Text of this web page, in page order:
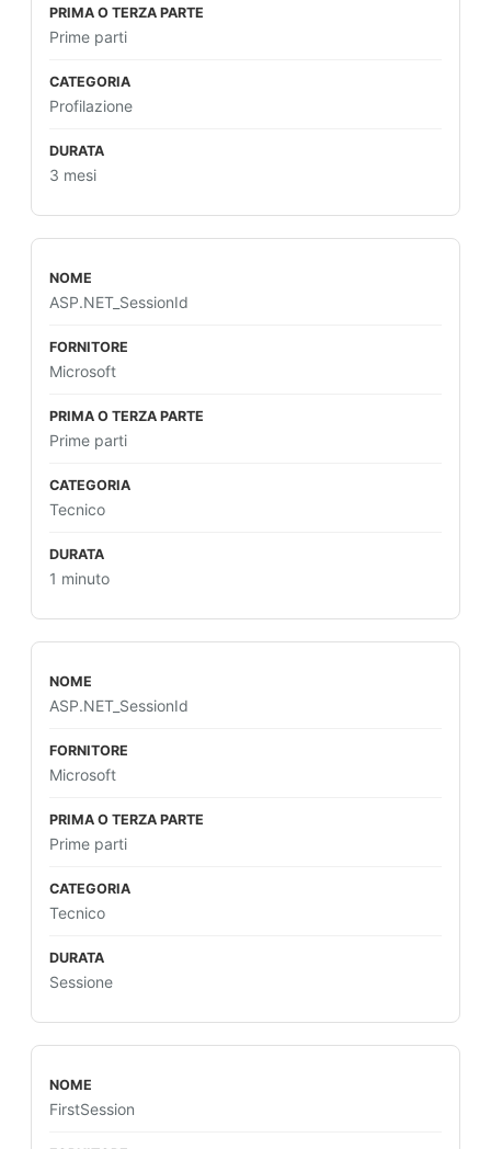
Prime parti
Profilazione
3 mesi
ASP.NET_SessionId
Microsoft
Prime parti
Tecnico
1 minuto
ASP.NET_SessionId
Microsoft
Prime parti
Tecnico
Sessione
FirstSession